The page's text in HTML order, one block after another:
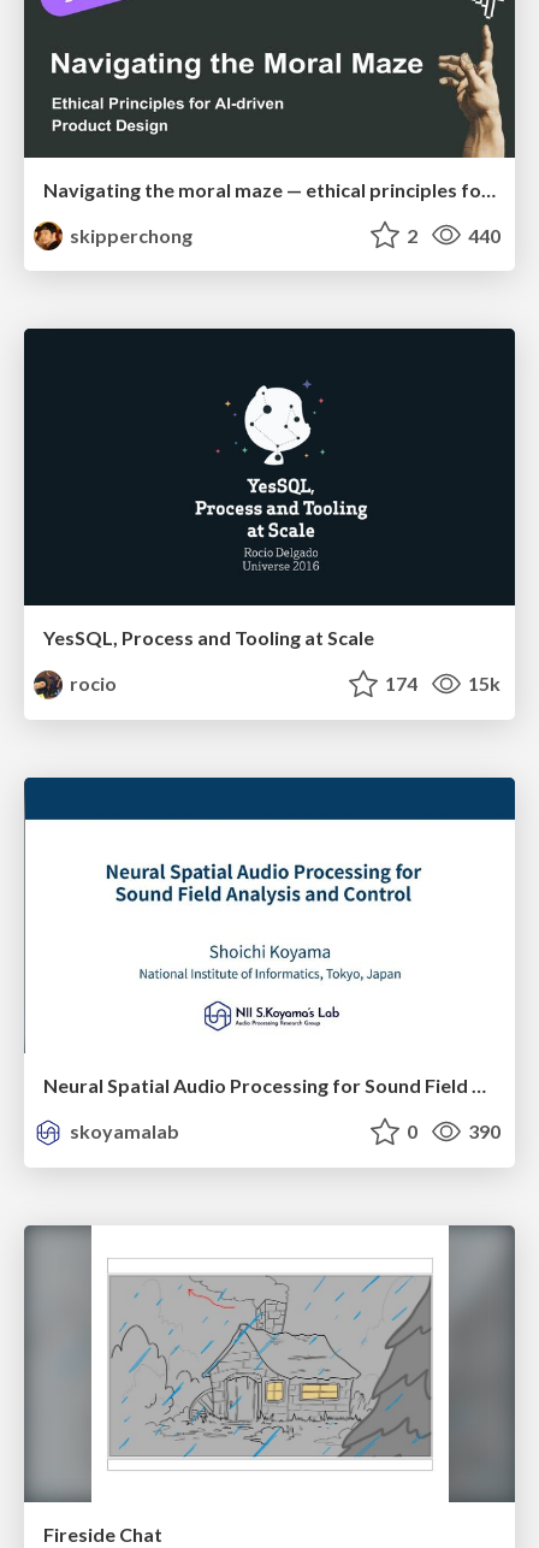
skipperchong
2 440
YesSQL, Process and Tooling at Scale
rocio
174 15k
Neural Spatial Audio Processing for Sound Field Analysis and Control
skoyamalab
0 390
Fireside Chat